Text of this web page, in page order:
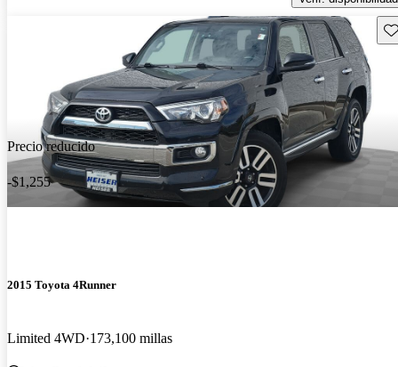
Precio reducido
-$1,255
2015 Toyota 4Runner
Limited 4WD 173,100 millas